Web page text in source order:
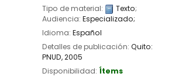
Tipo de material:
Texto;
Audiencia: Especializado;
Idioma: Español
Detalles de publicación: Quito:
PNUD,2005
Disponibilidad: Ítems